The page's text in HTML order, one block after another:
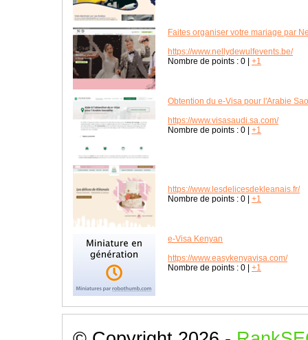
Faites organiser votre mariage par
https://www.nellydewulfevents.be/
Nombre de points : 0 +1
Obtention du e-Visa pour l'Arabie
https://www.visasaudi.sa.com/
Nombre de points : 0 +1
https://www.lesdelicesdekleanais.fr/
Nombre de points : 0 +1
e-Visa Kenyan
https://www.easykenyavisa.com/
Nombre de points : 0 +1